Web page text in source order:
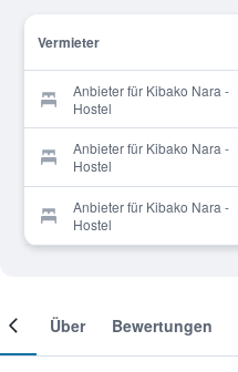
Vermieter
Anbieter für Kibako Nara -
Hostel
Anbieter für Kibako Nara -
Hostel
Anbieter für Kibako Nara -
Hostel
Über Bewertungen